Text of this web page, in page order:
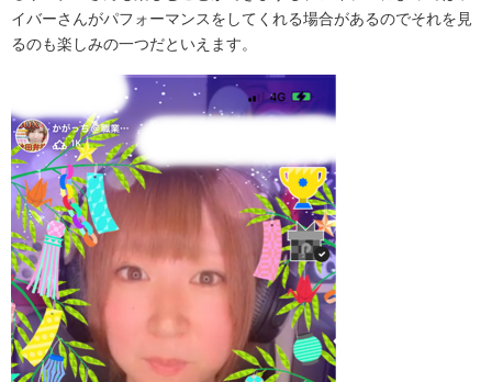
イバーさんがパフォーマンスをしてくれる場合があるのでそれを見
るのも楽しみの一つだといえます。